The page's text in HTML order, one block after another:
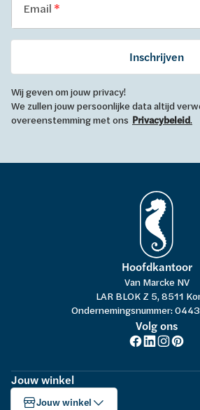
Email
Inschrijven
Wij geven om jouw privacy!
We zullen jouw persoonlijke data altijd
overeenstemming met ons Privacybeleid.
Hoofdkantoor
Van Marcke NV
LAR BLOK Z 5, 8511
Ondernemingsnummer:
Volg ons
Jouw winkel
Jouw winkel